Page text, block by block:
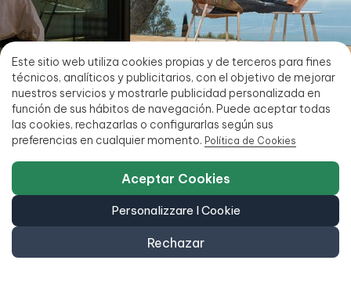
Rilassati...
Mettiti comodo e lascia che facciamo il lavoro duro
per te. Iscriviti gratuitamente e ricevi le nostre ultime
offerte direttamente all’e-mail che indichi.
Este sitio web utiliza cookies propias y de terceros para fines
técnicos, analíticos y publicitarios, con el objetivo de mejorar
nuestros servicios y mostrarle publicidad personalizada en
función de sus hábitos de navegación. Puede aceptar todas
las cookies, rechazarlas o configurarlas según sus
preferencias en cualquier momento. Política de Cookies
Rechazar
Personalizzare I Cookie
Aceptar Cookies